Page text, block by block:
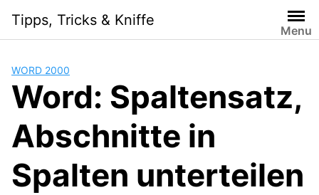
content
Tipps, Tricks & Kniffe
Menu
WORD 2000
Word: Spaltensatz,
Abschnitte in
Spalten unterteilen